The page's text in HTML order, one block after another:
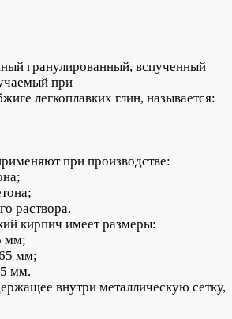
гранулированный, вспученный
при
легкоплавких глин, называется:
при производстве:
раствора.
кирпич имеет размеры:
мм;
мм;
мм.
внутри металлическую сетку,